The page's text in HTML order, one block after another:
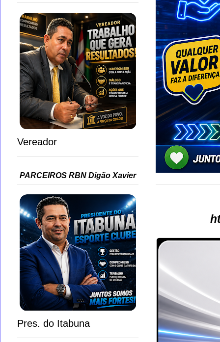
Vereador
PARCEIROS RBN Digão Xavier
Pres. do Itabuna